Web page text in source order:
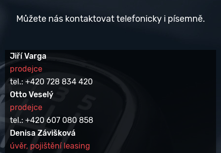
Můžete nás kontaktovat telefonicky i písemně.
Jiří Varga
prodejce
tel.: +420 728 834 420
Otto Veselý
prodejce
tel.: +420 607 080 858
Denisa Závišková
úvěr, pojištění leasing